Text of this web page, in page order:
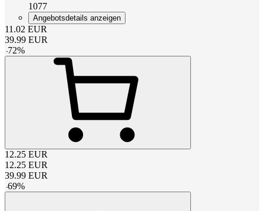
1077
Angebotsdetails anzeigen
11.02 EUR
39.99 EUR
-72%
12.25 EUR
12.25 EUR
39.99 EUR
-69%